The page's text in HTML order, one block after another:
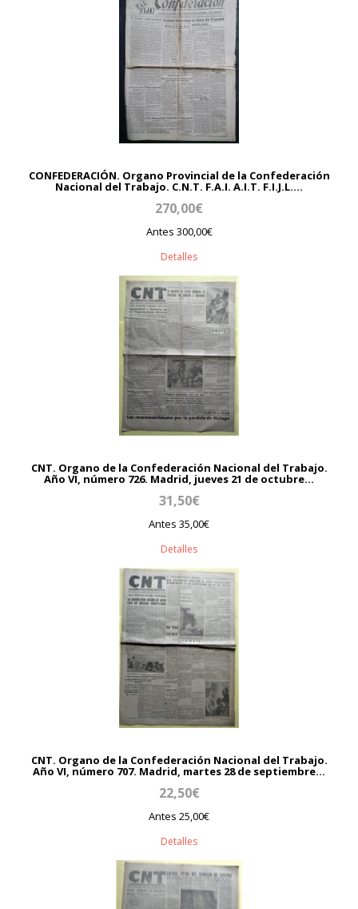
CONFEDERACIÓN. Organo Provincial de la Confederación
Nacional del Trabajo. C.N.T. F.A.I. A.I.T. F.I.J.L....
270,00€
Antes 300,00€
Detalles
CNT. Organo de la Confederación Nacional del Trabajo.
Año VI, número 726. Madrid, jueves 21 de octubre...
31,50€
Antes 35,00€
Detalles
CNT. Organo de la Confederación Nacional del Trabajo.
Año VI, número 707. Madrid, martes 28 de septiembre...
22,50€
Antes 25,00€
Detalles